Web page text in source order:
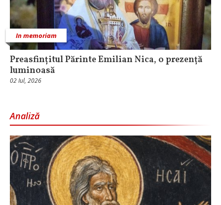
In memoriam
Preasfințitul Părinte Emilian Nica, o prezență
luminoasă
02 Iul, 2026
Analiză